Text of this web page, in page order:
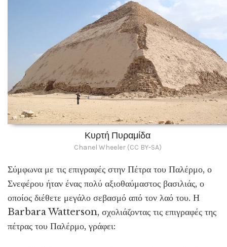
Κυρτή Πυραμίδα
Chanel Wheeler (CC BY-SA)
Σύμφωνα με τις επιγραφές στην Πέτρα του Παλέρμο, ο
Σνεφέρου ήταν ένας πολύ αξιοθαύμαστος βασιλιάς, ο
οποίος διέθετε μεγάλο σεβασμό από τον λαό του. Η
Barbara Watterson, σχολιάζοντας τις επιγραφές της
πέτρας του Παλέρμο, γράφει: